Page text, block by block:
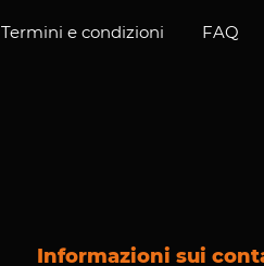
Termini e condizioni FAQ
Informazioni sui